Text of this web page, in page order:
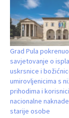
Grad Pula
savjetovanje o
uskrsnice i
umirovljenicima s
prihodima i
nacionalne
starije osobe